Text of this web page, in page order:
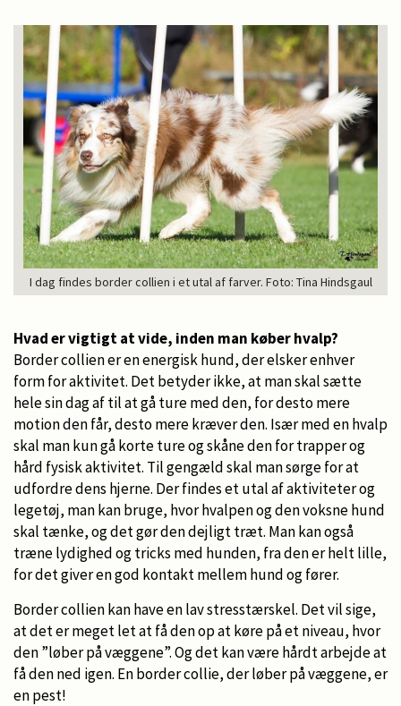
I dag findes border collien i et utal af farver. Foto: Tina Hindsgaul
Hvad er vigtigt at vide, inden man køber hvalp?
Border collien er en energisk hund, der elsker enhver
form for aktivitet. Det betyder ikke, at man skal sætte
hele sin dag af til at gå ture med den, for desto mere
motion den får, desto mere kræver den. Især med en hvalp
skal man kun gå korte ture og skåne den for trapper og
hård fysisk aktivitet. Til gengæld skal man sørge for at
udfordre dens hjerne. Der findes et utal af aktiviteter og
legetøj, man kan bruge, hvor hvalpen og den voksne hund
skal tænke, og det gør den dejligt træt. Man kan også
træne lydighed og tricks med hunden, fra den er helt lille,
for det giver en god kontakt mellem hund og fører.
Border collien kan have en lav stresstærskel. Det vil sige,
at det er meget let at få den op at køre på et niveau, hvor
den ”løber på væggene”. Og det kan være hårdt arbejde at
få den ned igen. En border collie, der løber på væggene, er
en pest!